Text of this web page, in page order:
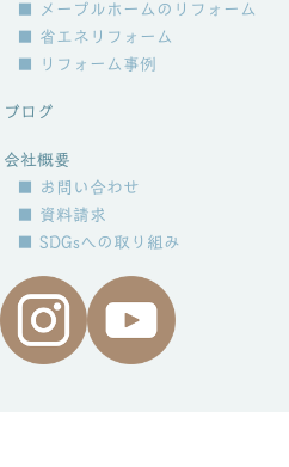
■ メープルホームのリフォーム
■ 省エネリフォーム
■ リフォーム事例
ブログ
会社概要
■ お問い合わせ
■ 資料請求
■ SDGsへの取り組み